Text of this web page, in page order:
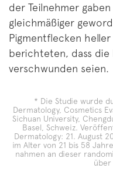
der Teilnehmer
gleichmäßiger
Pigmentflecken
berichteten, dass die
verschwunden seien.
* Die Studie wurde
Dermatology, Cosmetics
Sichuan University,
Basel, Schweiz.
Dermatology: 21. August
im Alter von 21 bis 58
nahmen an dieser
über